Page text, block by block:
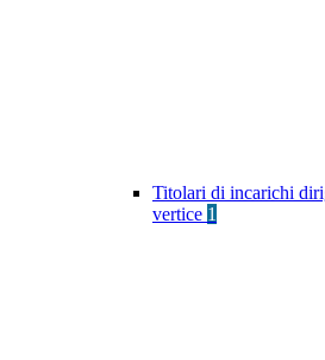
Titolari di incarichi
vertice 1